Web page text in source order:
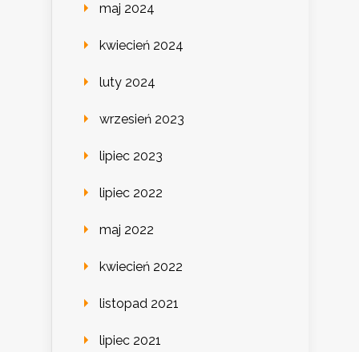
maj 2024
kwiecień 2024
luty 2024
wrzesień 2023
lipiec 2023
lipiec 2022
maj 2022
kwiecień 2022
listopad 2021
lipiec 2021